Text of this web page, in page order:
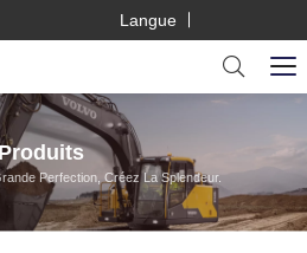
Langue
Perfection, Créez La Splendeur.